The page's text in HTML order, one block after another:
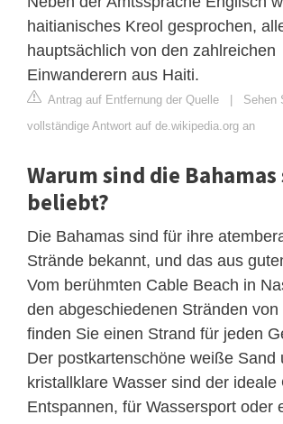
haitianisches Kreol gesprochen,
hauptsächlich von den zahlreichen
Einwanderern aus Haiti.
Antrag auf Entfernung der Quelle | Sehen
vollständige Antwort auf de.wikipedia.org an
Warum sind die Bahamas
beliebt?
Die Bahamas sind für ihre
Strände bekannt, und das aus
Vom berühmten Cable Beach in
den abgeschiedenen Stränden von
finden Sie einen Strand für jeden
Der postkartenschöne weiße Sand
kristallklare Wasser sind der ideale
Entspannen, für Wassersport oder